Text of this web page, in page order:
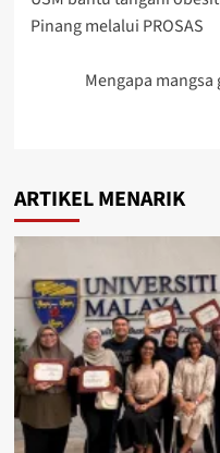
Pinang melalui PROSAS
Mengapa
ARTIKEL MENARIK